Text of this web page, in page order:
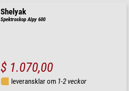
Shelyak
Spektroskop Alpy 600
$ 1.070,00
leveransklar om 1-2 veckor